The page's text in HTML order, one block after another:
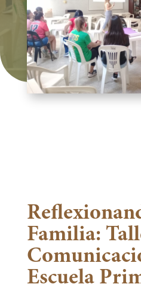
Familia:
Escuela